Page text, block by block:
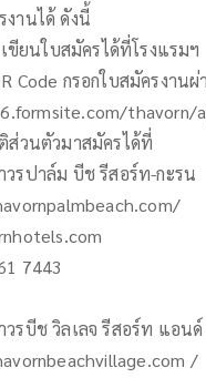
งานได้ ดังนี้
ขียนใบสมัครได้ที่โรงแรมฯ
Code กรอกใบสมัครงาน
thavorn/
ส่วนตัวมาสมัครได้ที่
วรปาล์ม บีช รีสอร์ท-กะรน
/
7443
วรบีช วิลเลจ รีสอร์ท แอน
/